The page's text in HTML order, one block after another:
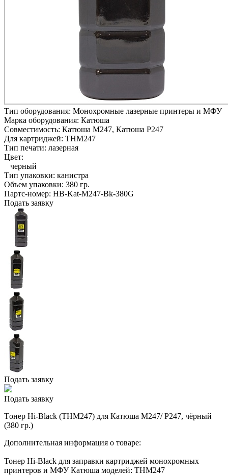
Тип оборудования: Монохромные лазерные принтеры и МФУ
Марка оборудования: Катюша
Совместимость: Катюша M247, Катюша P247
Для картриджей: THM247
Тип печати: лазерная
Цвет:
черный
Тип упаковки: канистра
Объем упаковки: 380 гр.
Партс-номер: HB-Kat-M247-Bk-380G
Подать заявку
Подать заявку
Подать заявку
Tонер Hi-Black (THM247) для Катюша M247/ P247, чёрный
(380 гр.)
Дополнительная информация о товаре:
Тонер Hi-Black для заправки картриджей монохромных
принтеров и МФУ Катюша моделей: THM247